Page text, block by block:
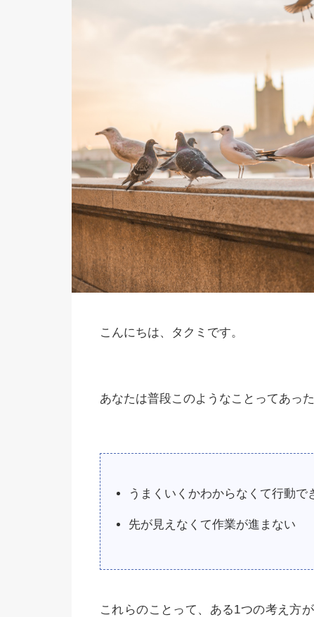
こんにちは、タクミです。
あなたは普段このようなことってあっ
うまくいくかわからなくて行動で
先が見えなくて作業が進まない
これらのことって、ある1つの考え方